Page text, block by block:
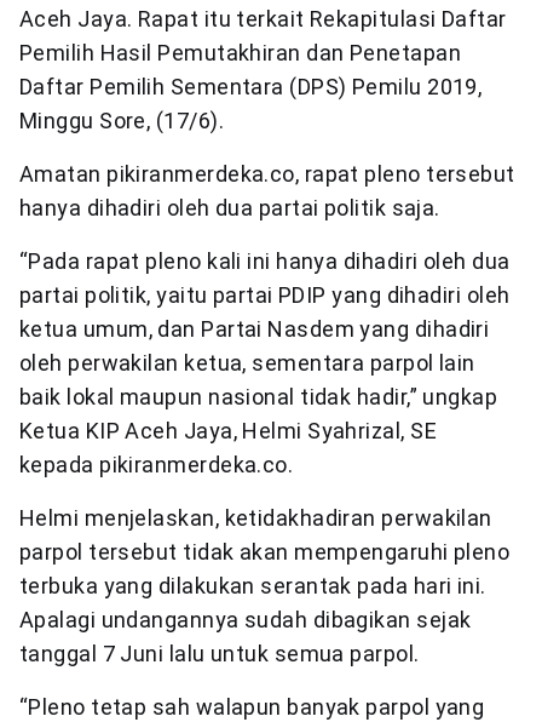
Aceh Jaya. Rapat itu terkait Rekapitulasi Daftar
Pemilih Hasil Pemutakhiran dan Penetapan
Daftar Pemilih Sementara (DPS) Pemilu 2019,
Minggu Sore, (17/6).
Amatan pikiranmerdeka.co, rapat pleno tersebut
hanya dihadiri oleh dua partai politik saja.
“Pada rapat pleno kali ini hanya dihadiri oleh dua
partai politik, yaitu partai PDIP yang dihadiri oleh
ketua umum, dan Partai Nasdem yang dihadiri
oleh perwakilan ketua, sementara parpol lain
baik lokal maupun nasional tidak hadir,” ungkap
Ketua KIP Aceh Jaya, Helmi Syahrizal, SE
kepada pikiranmerdeka.co.
Helmi menjelaskan, ketidakhadiran perwakilan
parpol tersebut tidak akan mempengaruhi pleno
terbuka yang dilakukan serantak pada hari ini.
Apalagi undangannya sudah dibagikan sejak
tanggal 7 Juni lalu untuk semua parpol.
“Pleno tetap sah walapun banyak parpol yang